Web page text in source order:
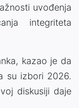
uvođenja
integriteta
kazao je da
su izbori 2026.
diskusiji daje